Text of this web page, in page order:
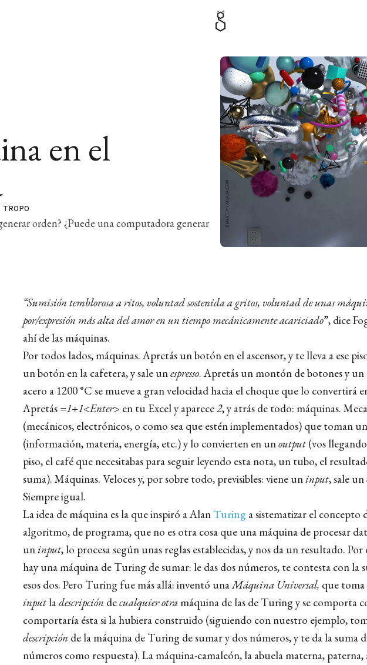
en el
TROPO
orden? ¿Puede una computadora generar
“Sumisión temblorosa a ritos, voluntad sostenida a gritos, voluntad de unas
por/expresión más alta del amor en un tiempo mecánicamente acariciado”, dice
ahí de las máquinas.
Por todos lados, máquinas. Apretás un botón en el ascensor, y te lleva a ese
un botón en la cafetera, y sale unespresso. Apretás un montón de botones y
acero a 1200 °C se mueve a gran velocidad hacia el choque que lo convertirá
Apretás =1+1<Enter> en tu Excel y aparece2, y atrás de todo: máquinas.
(mecánicos, electrónicos, o como sea que estén implementados) que toman un
(información, materia, energía, etc.) y lo convierten en unoutput(vos
piso, el café que necesitabas para seguir leyendo esta nota, un tubo, el
suma). Máquinas. Veloces y, por sobre todo, previsibles: viene uninput, sale un
Siempre igual.
La idea de máquina es la que inspiró a Alan Turinga sistematizar el concepto
algoritmo, de programa, que no es otra cosa que una máquina de procesar
uninput, lo procesa según unas reglas establecidas, y nos da un resultado.
hay una máquina de Turing de sumar: le das dos números, te contesta con la
esos dos. Pero Turing fue más allá: inventó unaMáquina Universal, que
input ladescripción decualquier otramáquina de las de Turing y se comporta
comportaría ésta si la hubiera construido (siguiendo con nuestro ejemplo,
descripción de la máquina de Turing de sumar y dos números, y te da la suma
números como respuesta). La máquina-camaleón, la abuela materna, paterna,